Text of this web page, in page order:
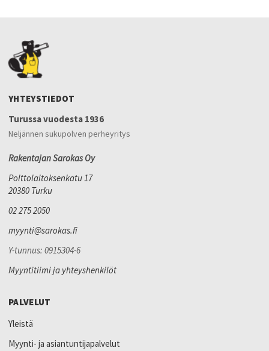
YHTEYSTIEDOT
Turussa vuodesta 1936
Neljännen sukupolven perheyritys
Rakentajan Sarokas Oy
Polttolaitoksenkatu 17
20380 Turku
02 275 2050
myynti@sarokas.fi
Y-tunnus: 0915304-6
Myyntitiimi ja yhteyshenkilöt
PALVELUT
Yleistä
Myynti- ja asiantuntijapalvelut